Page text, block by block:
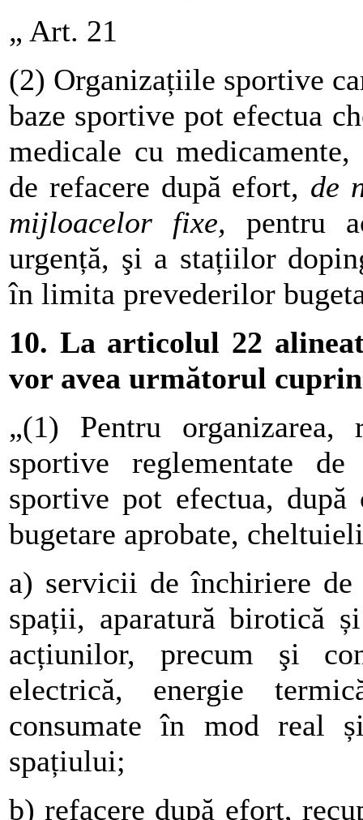
„ Art. 21
(2) Organizațiile sportive
baze sportive pot efectua
medicale cu
de refacere după efort, de
mijloacelor fixe, pentru
urgență, şi a stațiilor
în limita prevederilor
10. La articolul 22
vor avea următorul
„(1) Pentru organizarea,
sportive reglementate
sportive pot efectua,
bugetare aprobate,
a) servicii de închiriere de
spații, aparatură birotică
acțiunilor, precum şi
electrică, energie
consumate în mod real
spațiului;
b) refacere după efort,